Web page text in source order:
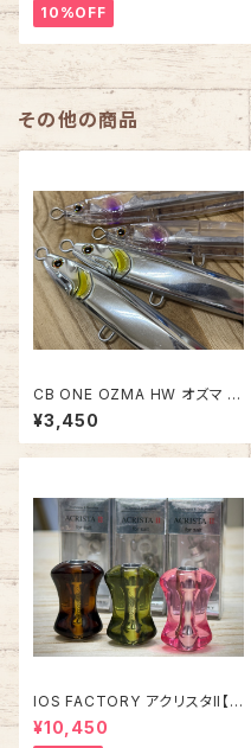
10%OFF
その他の商品
CB ONE OZMA HW オズマ 1
8cm【新色】
¥3,450
IOS FACTORY アクリスタII【タ
イプA】
¥10,450